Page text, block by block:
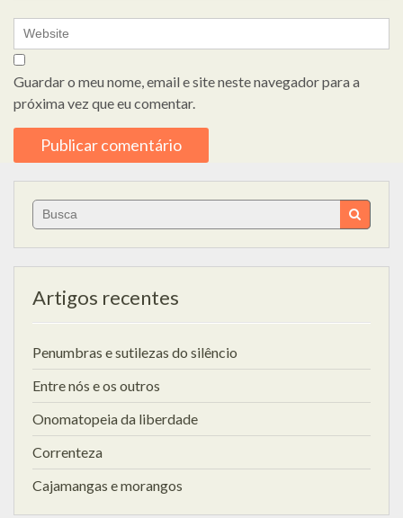
Guardar o meu nome, email e site neste navegador para a
próxima vez que eu comentar.
Search
for:
Artigos recentes
Penumbras e sutilezas do silêncio
Entre nós e os outros
Onomatopeia da liberdade
Correnteza
Cajamangas e morangos